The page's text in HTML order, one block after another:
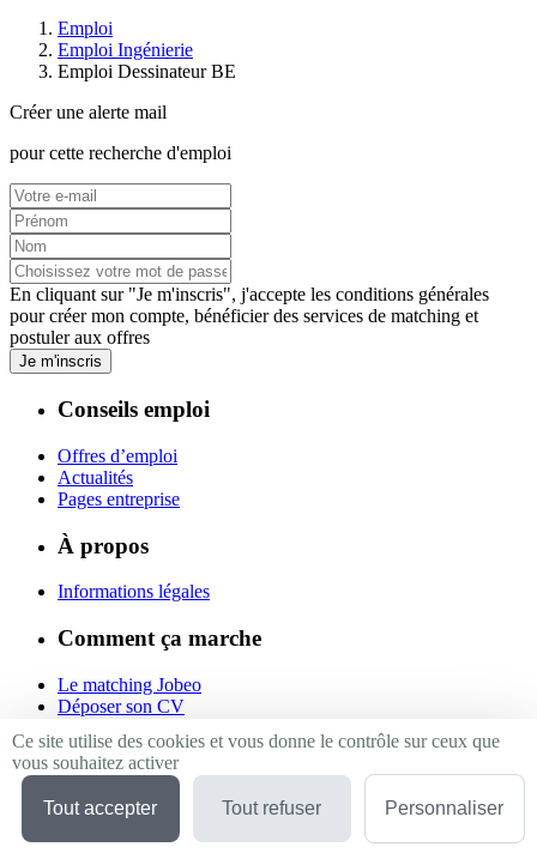
Emploi
Emploi Ingénierie
Emploi Dessinateur BE
Créer une alerte mail
pour cette recherche d'emploi
En cliquant sur "Je m'inscris", j'accepte les conditions générales
pour créer mon compte, bénéficier des services de matching et
postuler aux offres
Je m'inscris
Conseils emploi
Offres d’emploi
Actualités
Pages entreprise
À propos
Informations légales
Comment ça marche
Le matching Jobeo
Déposer son CV
Suivez-nous
Linkedin
Facebook
Ce site utilise des cookies et vous donne le contrôle sur ceux que
vous souhaitez activer
Tout accepter Tout refuser Personnaliser